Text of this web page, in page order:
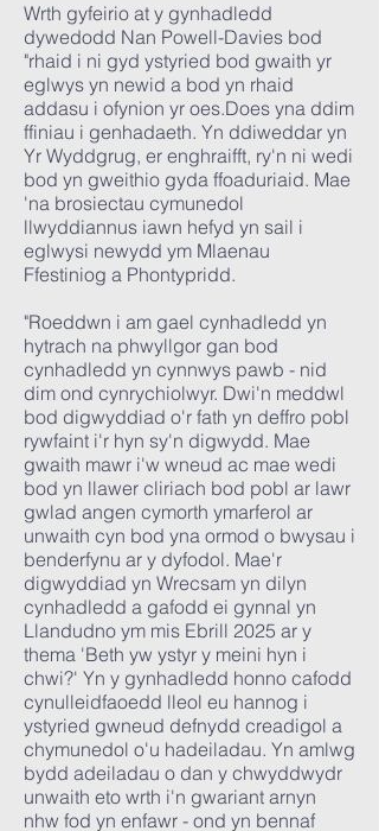
Wrth gyfeirio at y gynhadledd
dywedodd Nan Powell-Davies bod
"rhaid i ni gyd ystyried bod gwaith yr
eglwys yn newid a bod yn rhaid
addasu i ofynion yr oes.Does yna ddim
ffiniau i genhadaeth. Yn ddiweddar yn
Yr Wyddgrug, er enghraifft, ry'n ni wedi
bod yn gweithio gyda ffoaduriaid. Mae
'na brosiectau cymunedol
llwyddiannus iawn hefyd yn sail i
eglwysi newydd ym Mlaenau
Ffestiniog a Phontypridd.
"Roeddwn i am gael cynhadledd yn
hytrach na phwyllgor gan bod
cynhadledd yn cynnwys pawb - nid
dim ond cynrychiolwyr. Dwi'n meddwl
bod digwyddiad o'r fath yn deffro pobl
rywfaint i'r hyn sy'n digwydd. Mae
gwaith mawr i'w wneud ac mae wedi
bod yn llawer cliriach bod pobl ar lawr
gwlad angen cymorth ymarferol ar
unwaith cyn bod yna ormod o bwysau i
benderfynu ar y dyfodol. Mae'r
digwyddiad yn Wrecsam yn dilyn
cynhadledd a gafodd ei gynnal yn
Llandudno ym mis Ebrill 2025 ar y
thema 'Beth yw ystyr y meini hyn i
chwi?' Yn y gynhadledd honno cafodd
cynulleidfaoedd lleol eu hannog i
ystyried gwneud defnydd creadigol a
chymunedol o'u hadeiladau. Yn amlwg
bydd adeiladau o dan y chwyddwydr
unwaith eto wrth i'n gwariant arnyn
nhw fod yn enfawr - ond yn bennaf